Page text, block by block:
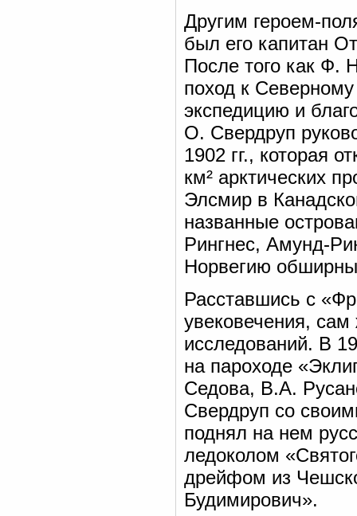
Другим героем-
был его капитан
После того как Ф.
поход к
экспедицию и
О. Свердруп
1902 гг., которая
км² арктических
Элсмир в
названные
Рингнес, Амунд-
Норвегию
Расставшись с
увековечения,
исследований. В
на пароходе
Седова, В.А.
Свердруп со
поднял на нем
ледоколом
дрейфом из
Будимирович».